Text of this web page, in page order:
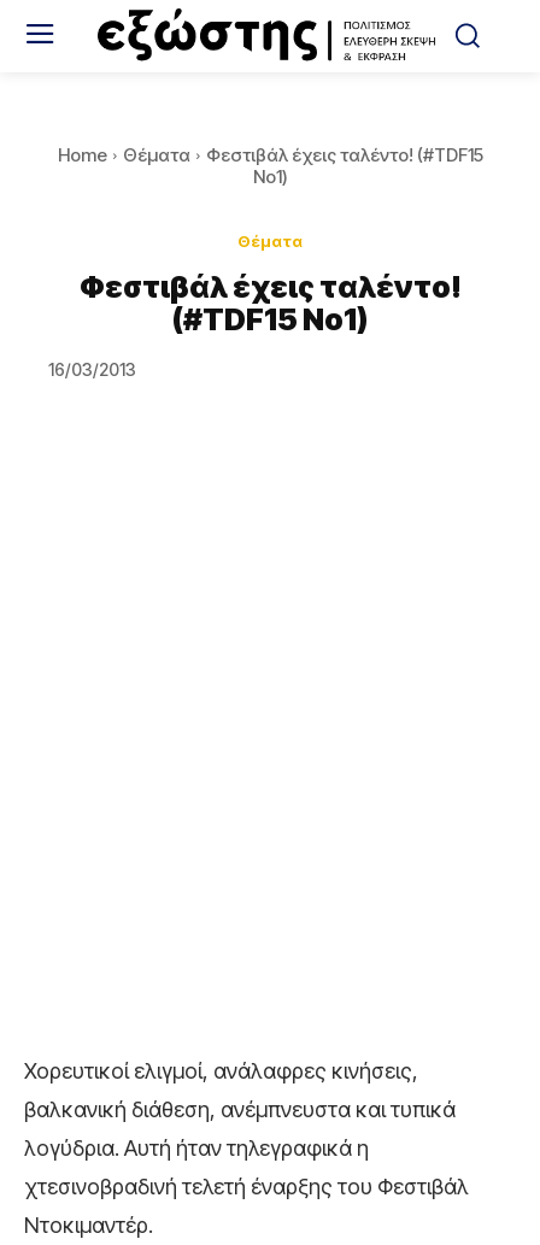
Home Θέματα
Φεστιβάλ έχεις ταλέντο! (#TDF15
No1)
Θέματα
Φεστιβάλ έχεις ταλέντο!
(#TDF15 No1)
16/03/2013
Χορευτικοί ελιγμοί, ανάλαφρες κινήσεις,
βαλκανική διάθεση, ανέμπνευστα και τυπικά
λογύδρια. Αυτή ήταν τηλεγραφικά η
χτεσινοβραδινή τελετή έναρξης του Φεστιβάλ
Ντοκιμαντέρ.